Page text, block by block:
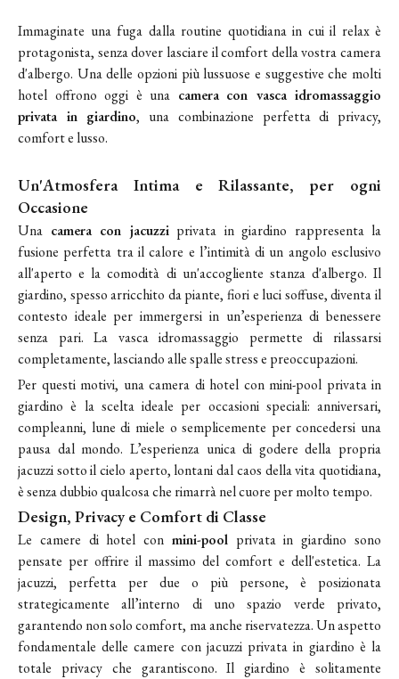
Immaginate una fuga dalla routine quotidiana in cui il relax è
protagonista, senza dover lasciare il comfort della vostra camera
d'albergo. Una delle opzioni più lussuose e suggestive che molti
hotel offrono oggi è una camera con vasca idromassaggio
privata in giardino, una combinazione perfetta di privacy,
comfort e lusso.
Un'Atmosfera Intima e Rilassante, per ogni
Occasione
Una camera con jacuzzi privata in giardino rappresenta la
fusione perfetta tra il calore e l’intimità di un angolo esclusivo
all'aperto e la comodità di un'accogliente stanza d'albergo. Il
giardino, spesso arricchito da piante, fiori e luci soffuse, diventa il
contesto ideale per immergersi in un’esperienza di benessere
senza pari. La vasca idromassaggio permette di rilassarsi
completamente, lasciando alle spalle stress e preoccupazioni.
Per questi motivi, una camera di hotel con mini-pool privata in
giardino è la scelta ideale per occasioni speciali: anniversari,
compleanni, lune di miele o semplicemente per concedersi una
pausa dal mondo. L’esperienza unica di godere della propria
jacuzzi sotto il cielo aperto, lontani dal caos della vita quotidiana,
è senza dubbio qualcosa che rimarrà nel cuore per molto tempo.
Design, Privacy e Comfort di Classe
Le camere di hotel con mini-pool privata in giardino sono
pensate per offrire il massimo del comfort e dell'estetica. La
jacuzzi, perfetta per due o più persone, è posizionata
strategicamente all’interno di uno spazio verde privato,
garantendo non solo comfort, ma anche riservatezza. Un aspetto
fondamentale delle camere con jacuzzi privata in giardino è la
totale privacy che garantiscono. Il giardino è solitamente